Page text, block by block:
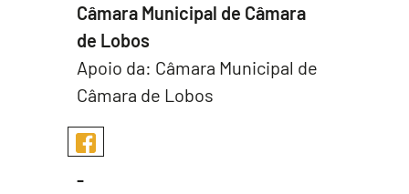
Câmara Municipal de Câmara
de Lobos
Apoio da: Câmara Municipal de
Câmara de Lobos
-